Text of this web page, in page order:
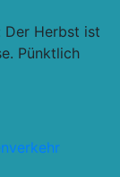
Der Herbst ist
Pünktlich